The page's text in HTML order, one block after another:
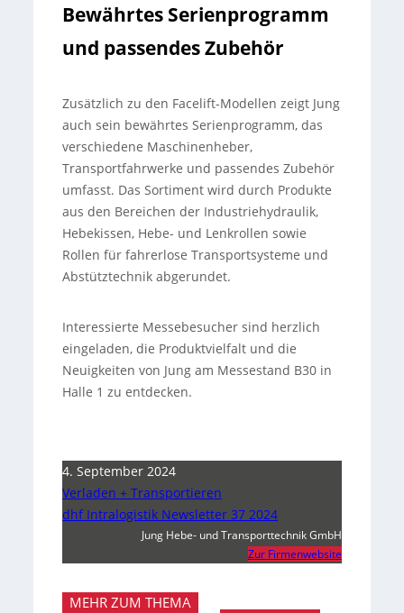
Bewährtes Serienprogramm
und passendes Zubehör
Zusätzlich zu den Facelift-Modellen zeigt Jung
auch sein bewährtes Serienprogramm, das
verschiedene Maschinenheber,
Transportfahrwerke und passendes Zubehör
umfasst. Das Sortiment wird durch Produkte
aus den Bereichen der Industriehydraulik,
Hebekissen, Hebe- und Lenkrollen sowie
Rollen für fahrerlose Transportsysteme und
Abstütztechnik abgerundet.
Interessierte Messebesucher sind herzlich
eingeladen, die Produktvielfalt und die
Neuigkeiten von Jung am Messestand B30 in
Halle 1 zu entdecken.
4. September 2024
Verladen + Transportieren
dhf Intralogistik Newsletter 37 2024
Jung Hebe- und Transporttechnik GmbH
Zur Firmenwebsite
MEHR ZUM THEMA